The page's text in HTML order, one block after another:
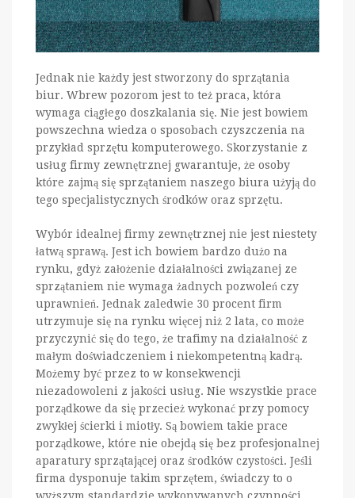
Jednak nie każdy jest stworzony do sprzątania
biur. Wbrew pozorom jest to też praca, która
wymaga ciągłego doszkalania się. Nie jest bowiem
powszechna wiedza o sposobach czyszczenia na
przykład sprzętu komputerowego. Skorzystanie z
usług firmy zewnętrznej gwarantuje, że osoby
które zajmą się sprzątaniem naszego biura użyją do
tego specjalistycznych środków oraz sprzętu.
Wybór idealnej firmy zewnętrznej nie jest niestety
łatwą sprawą. Jest ich bowiem bardzo dużo na
rynku, gdyż założenie działalności związanej ze
sprzątaniem nie wymaga żadnych pozwoleń czy
uprawnień. Jednak zaledwie 30 procent firm
utrzymuje się na rynku więcej niż 2 lata, co może
przyczynić się do tego, że trafimy na działalność z
małym doświadczeniem i niekompetentną kadrą.
Możemy być przez to w konsekwencji
niezadowoleni z jakości usług. Nie wszystkie prace
porządkowe da się przecież wykonać przy pomocy
zwykłej ścierki i miotły. Są bowiem takie prace
porządkowe, które nie obejdą się bez profesjonalnej
aparatury sprzątającej oraz środków czystości. Jeśli
firma dysponuje takim sprzętem, świadczy to o